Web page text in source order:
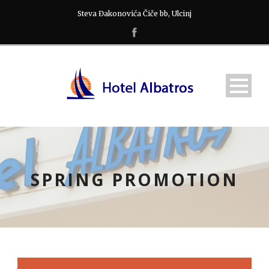
Steva Đakonovića Čiče bb, Ulcinj
SPRING PROMOTION